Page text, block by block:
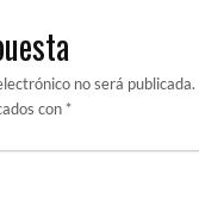
no será publicada.
con *